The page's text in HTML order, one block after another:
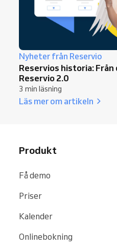
Nyheter från Reservio
Reservios historia:
Reservio 2.0
3 min läsning
Läs mer om artikeln
Produkt
Få demo
Priser
Kalender
Onlinebokning